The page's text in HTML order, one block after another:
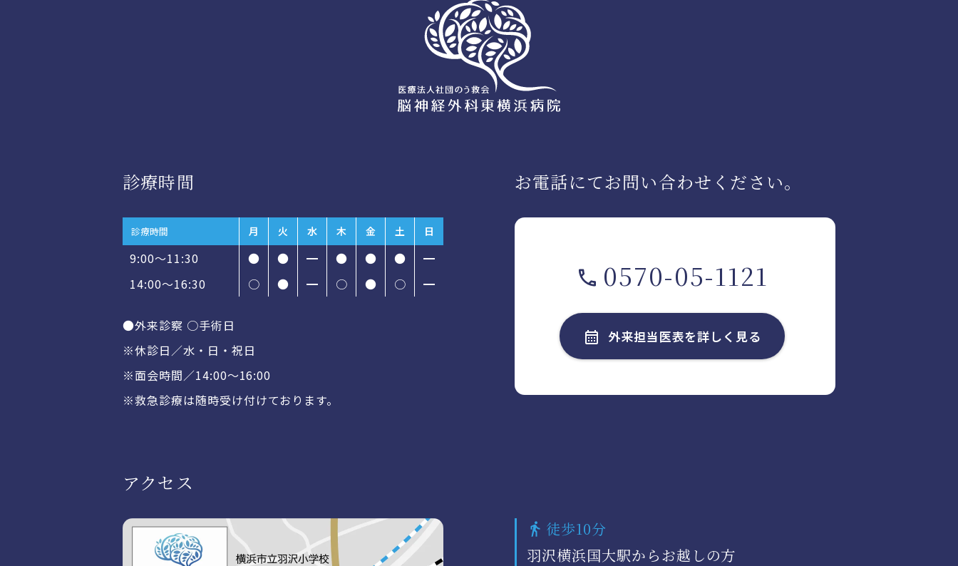
診療時間
診療時間 月 火 水 木 金 土 日
9:00～11:30 ● ● ━ ● ● ●
━
14:00〜16:30
○ ● ━ ○ ● ○ ━
●外来診察 ○手術日
※休診日／水・日・祝日
※面会時間／14:00〜16:00
※救急診療は随時受け付けております。
お電話にてお問い合わせください。
0570-05-1121
外来担当医表を詳しく見る
アクセス
徒歩10分
羽沢横浜国大駅からお越しの方